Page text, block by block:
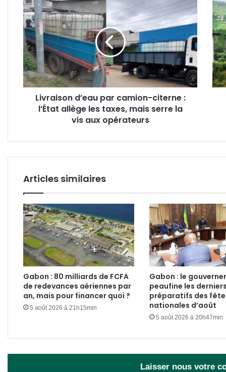
d’eau
par
camion-
citerne
:
l’État
allège
les
taxes,
vis
Livraison d’eau par camion-citerne :
l’État allège les taxes, mais serre la
vis aux opérateurs
:
une
de
57
ans
Articles similaires
Gabon : 80 milliards de FCFA
de redevances aériennes par
an, mais pour financer quoi ?
5 août 2026 à 21h15min
Gabon : le
peaufine les
préparatifs des
nationales d’août
5 août 2026 à 20h47min
Laisser nous votre